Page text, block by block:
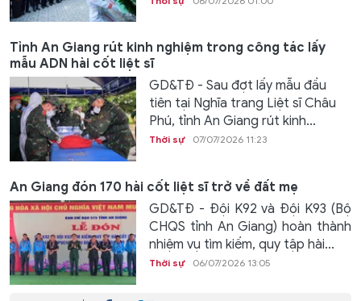
Tỉnh An Giang rút kinh nghiệm trong công tác lấy
mẫu ADN hài cốt liệt sĩ
GD&TĐ - Sau đợt lấy mẫu đầu
tiên tại Nghĩa trang Liệt sĩ Châu
Phú, tỉnh An Giang rút kinh...
Thời sự 07/07/2026 11:23
An Giang đón 170 hài cốt liệt sĩ trở về đất mẹ
GD&TĐ - Đội K92 và Đội K93 (Bộ
CHQS tỉnh An Giang) hoàn thành
nhiệm vụ tìm kiếm, quy tập hài...
Thời sự 06/07/2026 13:05